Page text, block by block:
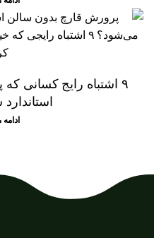
۹ اشتباه رایج کسانی